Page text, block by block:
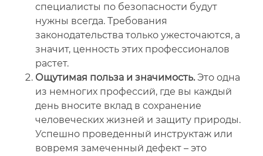
специалисты по безопасности будут
нужны всегда. Требования
законодательства только ужесточаются, а
значит, ценность этих профессионалов
растет.
Ощутимая польза и значимость.Это одна
из немногих профессий, где вы каждый
день вносите вклад в сохранение
человеческих жизней и защиту природы.
Успешно проведенный инструктаж или
вовремя замеченный дефект – это